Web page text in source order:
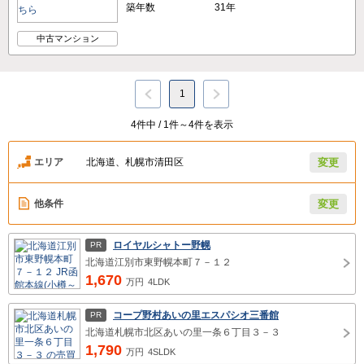
中古マンション
築年数
31年
1
4件中 / 1件～4件を表示
エリア 北海道、札幌市清田区 変更
他条件 変更
PR
ロイヤルシャトー野幌
北海道江別市東野幌本町７－１２
1,670 万円 4LDK
PR
コープ野村あいの里エスパシオ三番館
北海道札幌市北区あいの里一条６丁目３－３
1,790 万円 4SLDK